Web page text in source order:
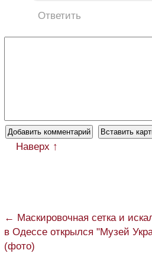
Ответить
Наверх ↑
← Маскировочная сетка и
в Одессе открылся "Музей
(фото)